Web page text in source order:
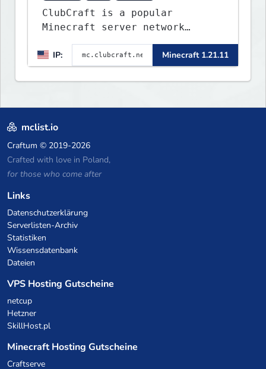
ClubCraft is a popular
Minecraft server network
modes, including Survival,
Lifesteal, FFA BoxPVP,
SkyBlock, KitPVP and many
IP: Minecraft 1.21.11
mclist.io
Craftum © 2019-2026
Crafted with love in Poland,
for those who come after
Links
Datenschutzerklärung
Serverlisten-Archiv
Statistiken
Wissensdatenbank
Dateien
VPS Hosting Gutscheine
netcup
Hetzner
SkillHost.pl
Minecraft Hosting Gutscheine
Craftserve